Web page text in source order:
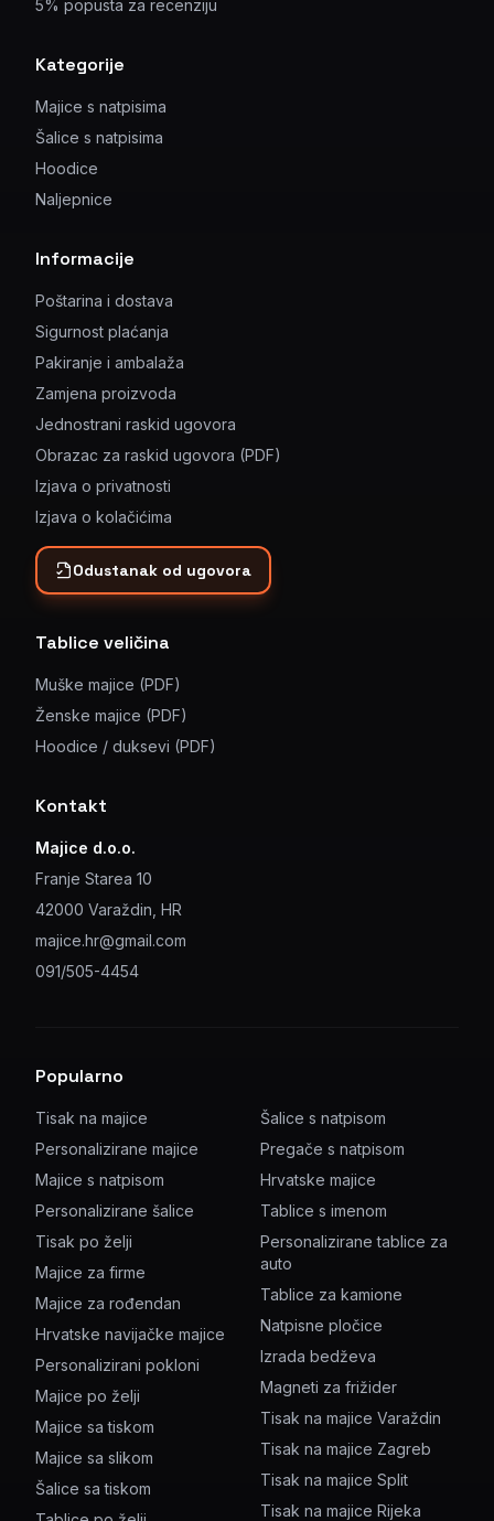
5% popusta za recenziju
Kategorije
Majice s natpisima
Šalice s natpisima
Hoodice
Naljepnice
Informacije
Poštarina i dostava
Sigurnost plaćanja
Pakiranje i ambalaža
Zamjena proizvoda
Jednostrani raskid ugovora
Obrazac za raskid ugovora (PDF)
Izjava o privatnosti
Izjava o kolačićima
Odustanak od ugovora
Tablice veličina
Muške majice (PDF)
Ženske majice (PDF)
Hoodice / duksevi (PDF)
Kontakt
Majice d.o.o.
Franje Starea 10
42000 Varaždin, HR
majice.hr@gmail.com
091/505-4454
Popularno
Tisak na majice
Personalizirane majice
Majice s natpisom
Personalizirane šalice
Tisak po želji
Majice za firme
Majice za rođendan
Hrvatske navijačke majice
Personalizirani pokloni
Majice po želji
Majice sa tiskom
Majice sa slikom
Šalice sa tiskom
Šalice s natpisom
Pregače s natpisom
Hrvatske majice
Tablice s imenom
Personalizirane tablice za
auto
Tablice za kamione
Natpisne pločice
Izrada bedževa
Magneti za frižider
Tisak na majice Varaždin
Tisak na majice Zagreb
Tisak na majice Split
Tisak na majice Rijeka